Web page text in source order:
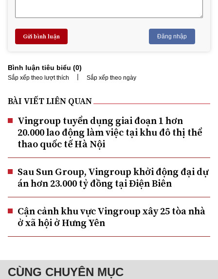
Gửi bình luận Đăng nhập
Bình luận tiêu biểu (0)
Sắp xếp theo lượt thích | Sắp xếp theo ngày
BÀI VIẾT LIÊN QUAN
Vingroup tuyển dụng giai đoạn 1 hơn
20.000 lao động làm việc tại khu đô thị thể
thao quốc tế Hà Nội
Sau Sun Group, Vingroup khởi động đại dự
án hơn 23.000 tỷ đồng tại Điện Biên
Cận cảnh khu vực Vingroup xây 25 tòa nhà
ở xã hội ở Hưng Yên
CÙNG CHUYÊN MỤC